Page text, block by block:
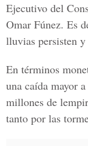
Ejecutivo del
Omar Fúnez. Es
lluvias persisten
En términos
una caída mayor
millones de
tanto por las